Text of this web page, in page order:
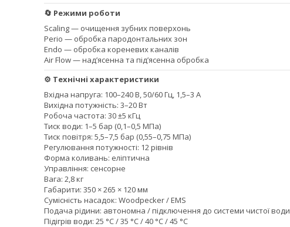
🔄 Режими роботи
Scaling — очищення зубних поверхонь
Perio — обробка пародонтальних зон
Endo — обробка кореневих каналів
Air Flow — над’ясенна та під’ясенна обробка
⚙️ Технічні характеристики
Вхідна напруга: 100–240 В, 50/60 Гц, 1,5–3 А
Вихідна потужність: 3–20 Вт
Робоча частота: 30 ±5 кГц
Тиск води: 1–5 бар (0,1–0,5 МПа)
Тиск повітря: 5,5–7,5 бар (0,55–0,75 МПа)
Регулювання потужності: 12 рівнів
Форма коливань: еліптична
Управління: сенсорне
Вага: 2,8 кг
Габарити: 350 × 265 × 120 мм
Сумісність насадок: Woodpecker / EMS
Подача рідини: автономна / підключення до системи чистої води
Підігрів води: 25 °C / 35 °C / 40 °C / 45 °C